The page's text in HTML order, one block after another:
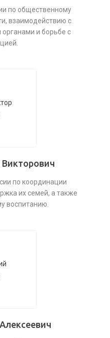
по общественному
взаимодействию с
и борьбе с
по координации
их семей, а также
воспитанию.